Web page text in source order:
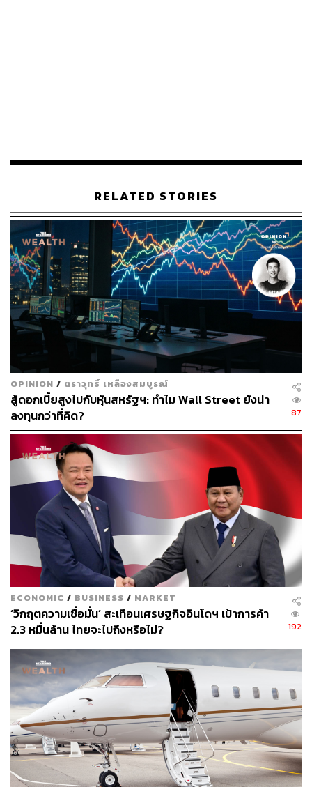
บริษัทดังกล่าวในรายชื่อบริษัทที่จดทะเบียนเป็นวิสาหกิจเพื่อ
สังคม และรายชื่อผู้ลงทะเบียนเข้าร่วมโครงการส่งเสริมการ
ระดมทุนผ่านตลาดทุน (PP-SME) (ข้อมูล ณ วันที่ 7
พฤษภาคม 2563) ดังนั้นหากบริษัทดังกล่าวเสนอขายหุ้นไม่
ว่าจะเป็นหุ้นออกใหม่หรือหุ้นของผู้ถือหุ้นเดิมต่อประชาชน
ทั่วไปในวงกว้าง ผู้เสนอขายต้องได้รับอนุญาตจาก ก.ล.ต.
หรือมีคุณสมบัติเป็นไปตามที่ ก.ล.ต. กำหนด ก่อนทำการเสนอ
ขาย ก.ล.ต. จึงขอเตือนประชาชนให้ระมัดระวังและตรวจสอบ
ข้อมูลให้รอบคอบก่อนตัดสินใจลงทุน และสามารถสอบถาม
เพิ่มเติมได้ที่สายด่วนศูนย์บริการประชาชน ก.ล.ต. โทร 1207
ตลอด 24 ชั่วโมง และสามารถศึกษาสรุปเกณฑ์การเสนอขาย
หุ้นของวิสาหกิจเพื่อสังคม (SE) และข้อมูลที่เกี่ยวข้องได้ที่htt
ps://www.sec.or.th/TH/Pages/LawandRegulations/SE-Offe
ring.aspxและศึกษาสรุปเกณฑ์การเสนอหลักทรัพย์ต่อบุคคล
ในวงจำกัด (PP) ของวิสาหกิจขนาดกลางและขนาดย่อม
(SME) ได้ที่https://www.sec.or.th/TH/Pages/LawandRegul
ations/SME-PP.aspx
พิสูจน์อักษร: ภาสิณี เพิ่มพันธุ์พงศ์
TAGS: เศรษฐกิจ การลงทุน การเงิน
หุ้น
สำนักงานคณะกรรมการกำกับหลักทรัพย์และ
ตลาดหลักทรัพย์ (ก.ล.ต.)
ABOUT THE AUTHOR
ชุตินันท์ สงวนประสิทธิ์
Content Creator สำนักข่าว THE
STANDARD
RELATED STORIES
OPINION / ตราวุทธิ์ เหลืองสมบูรณ์
สู้ดอกเบี้ยสูงไปกับหุ้นสหรัฐฯ: ทำไม Wall Street ยังน่า
ลงทุนกว่าที่คิด?
87
ECONOMIC / BUSINESS / MARKET
‘วิกฤตความเชื่อมั่น’ สะเทือนเศรษฐกิจอินโดฯ เป้าการค้า
2.3 หมื่นล้าน ไทยจะไปถึงหรือไม่?
192